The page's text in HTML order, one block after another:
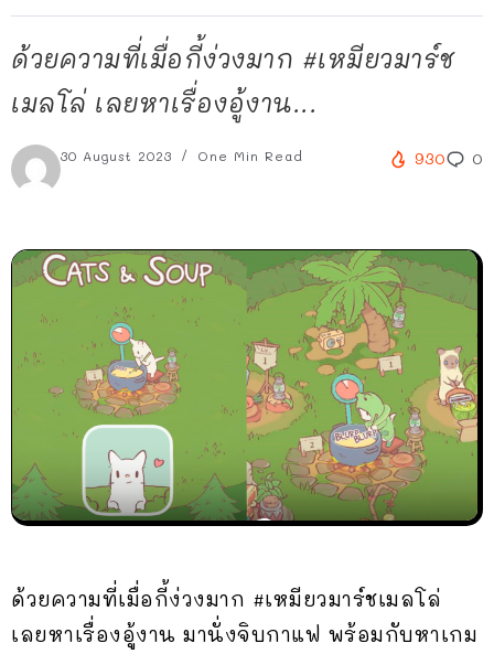
ด้วยความที่เมื่อกี้ง่วงมาก #เหมียวมาร์ช
เมลโล่ เลยหาเรื่องอู้งาน...
30 August 2023 One Min Read 930 0
ด้วยความที่เมื่อกี้ง่วงมาก #เหมียวมาร์ชเมลโล่
เลยหาเรื่องอู้งาน มานั่งจิบกาแฟ พร้อมกับหาเกม